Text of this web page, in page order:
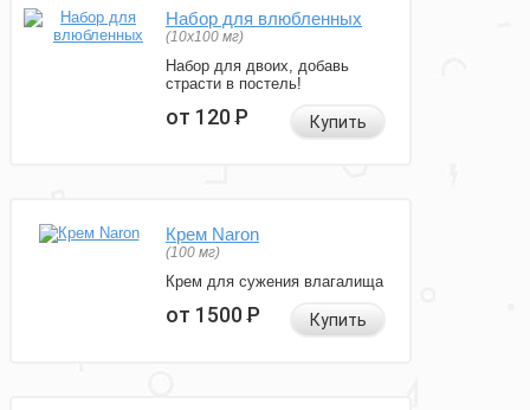
Набор для влюбленных
(10х100 мг)
Набор для двоих, добавь
страсти в постель!
от 120Р Купить
Крем Naron
(100 мг)
Крем для сужения влагалища
от 1500Р Купить